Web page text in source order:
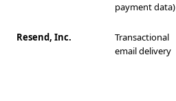
payment data)
Resend, Inc.
Transactional
email delivery